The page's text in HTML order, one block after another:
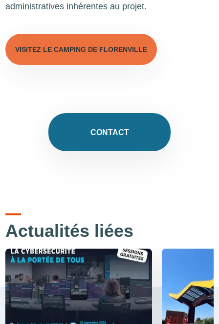
administratives inhérentes au projet.
VISITEZ LE CAMPING DE FLORENVILLE
CONTACT
Actualités liées